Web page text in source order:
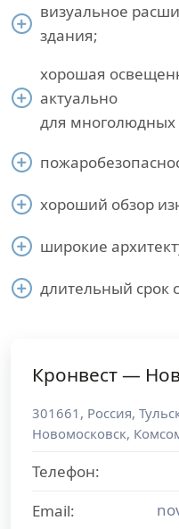
визуальное
здания;
хорошая
актуально
для
хороший обзор
широкие
длительный срок
Кронвест —
301661 , Россия,
Новомосковск,
Телефон:
Email: